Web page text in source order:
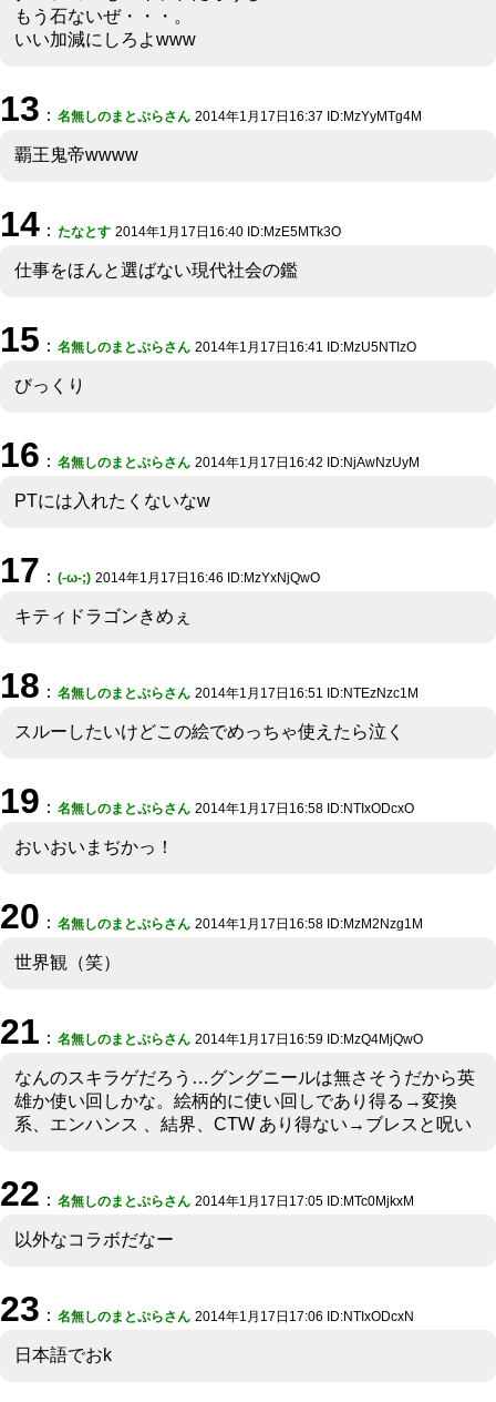
もう石ないぜ・・・。
いい加減にしろよwww
13 ： 名無しのまとぷらさん 2014年1月17日16:37 ID:MzYyMTg4M
覇王鬼帝wwww
14 ： たなとす 2014年1月17日16:40 ID:MzE5MTk3O
仕事をほんと選ばない現代社会の鑑
15 ： 名無しのまとぷらさん 2014年1月17日16:41 ID:MzU5NTIzO
びっくり
16 ： 名無しのまとぷらさん 2014年1月17日16:42 ID:NjAwNzUyM
PTには入れたくないなw
17 ： (-ω-;) 2014年1月17日16:46 ID:MzYxNjQwO
キティドラゴンきめぇ
18 ： 名無しのまとぷらさん 2014年1月17日16:51 ID:NTEzNzc1M
スルーしたいけどこの絵でめっちゃ使えたら泣く
19 ： 名無しのまとぷらさん 2014年1月17日16:58 ID:NTIxODcxO
おいおいまぢかっ！
20 ： 名無しのまとぷらさん 2014年1月17日16:58 ID:MzM2Nzg1M
世界観（笑）
21 ： 名無しのまとぷらさん 2014年1月17日16:59 ID:MzQ4MjQwO
なんのスキラゲだろう…グングニールは無さそうだから英
雄か使い回しかな。絵柄的に使い回しであり得る→変換
系、エンハンス 、結界、CTW あり得ない→ブレスと呪い
22 ： 名無しのまとぷらさん 2014年1月17日17:05 ID:MTc0MjkxM
以外なコラボだなー
23 ： 名無しのまとぷらさん 2014年1月17日17:06 ID:NTIxODcxN
日本語でおk